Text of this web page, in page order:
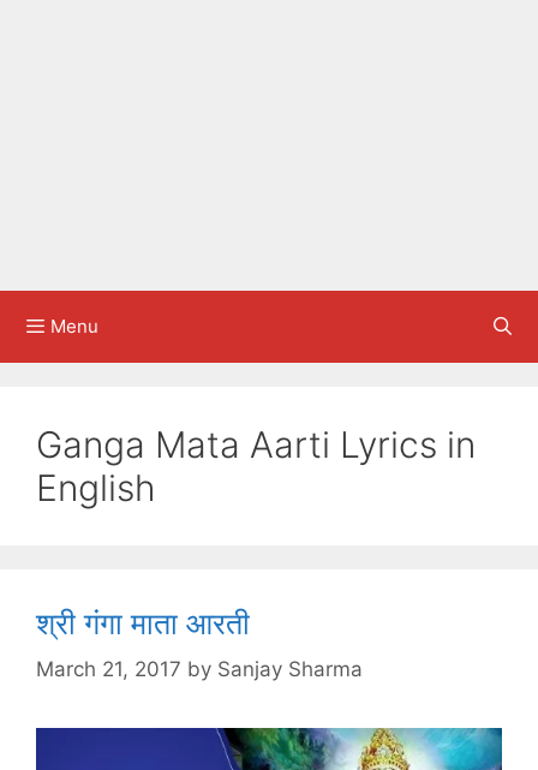
Menu
Ganga Mata Aarti Lyrics in
English
श्री गंगा माता आरती
March 21, 2017 by Sanjay Sharma